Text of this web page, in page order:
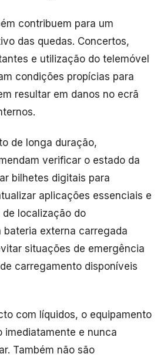
contribuem para um
das quedas. Concertos,
e utilização do telemóvel
condições propícias para
resultar em danos no ecrã
de longa duração,
verificar o estado da
bilhetes digitais para
aplicações essenciais e
localização do
bateria externa carregada
situações de emergência
carregamento disponíveis
com líquidos, o equipamento
imediatamente e nunca
Também não são